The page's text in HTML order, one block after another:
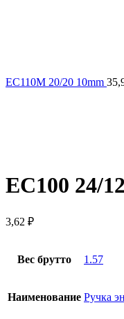
EC110M 20/20 10mm
EC100 24/
3,62 ₽
Вес брутто 1.57
Наименование Ручка